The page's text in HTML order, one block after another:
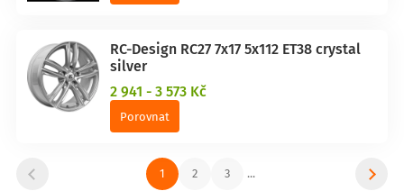
RC-Design RC27 7x17 5x112 ET38 crystal
silver
2 941 - 3 573 Kč
Porovnat
1 2 3 ...